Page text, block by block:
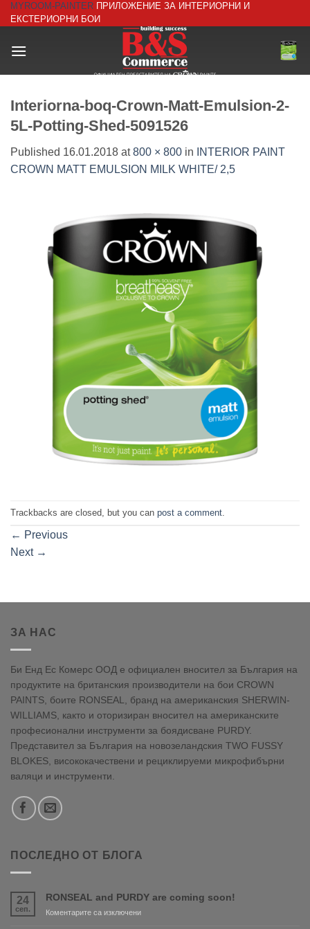
Skip
to
MYROOM-PAINTER ПРИЛОЖЕНИЕ ЗА ИНТЕРИОРНИ И
ЕКСТЕРИОРНИ БОИ
Interiorna-boq-Crown-Matt-Emulsion-2-
5L-Potting-Shed-5091526
Published 16.01.2018 at800 × 800 in
INTERIOR PAINT
CROWN MATT EMULSION MILK WHITE/ 2,5
Trackbacks are closed, but you can post a comment
← Previous
Next →
ЗА НАС
Би Енд Ес Комерс ООД е официален вносител за България на
продуктите на британския производители на бои CROWN
PAINTS, боите RONSEAL, бранд на американския SHERWIN-
WILLIAMS, както и оторизиран вносител на американските
професионални инструменти за боядисване PURDY.
Представител за България на новозеландския TWO FUSSY
BLOKES, висококачествени и рециклируеми микрофибърни
валяци и инструменти.
ПОСЛЕДНО ОТ БЛОГА
24
сеп.
RONSEAL and PURDY are coming soon!
Коментарите са изключениза